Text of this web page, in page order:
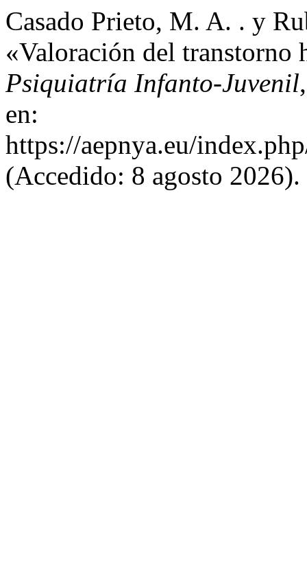
Casado Prieto, M. A. . y
«Valoración del
Psiquiatría Infanto-Juvenil
en:
https://aepnya.eu/
(Accedido: 8 agosto 2026).